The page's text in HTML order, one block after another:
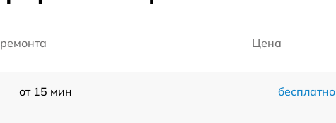
Цена
от 15 мин бесплатно